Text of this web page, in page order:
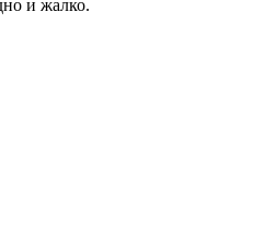
и жалко.